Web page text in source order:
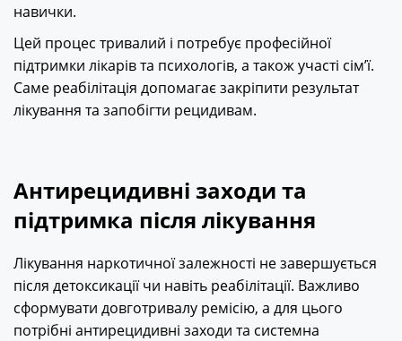
навички.
Цей процес тривалий і потребує професійної
підтримки лікарів та психологів, а також участі сім’ї.
Саме реабілітація допомагає закріпити результат
лікування та запобігти рецидивам.
Антирецидивні заходи та
підтримка після лікування
Лікування наркотичної залежності не завершується
після детоксикації чи навіть реабілітації. Важливо
сформувати довготривалу ремісію, а для цього
потрібні антирецидивні заходи та системна